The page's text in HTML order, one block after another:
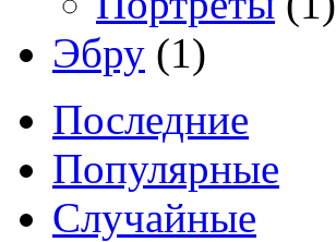
Эбру (1)
Последние
Популярные
Случайные